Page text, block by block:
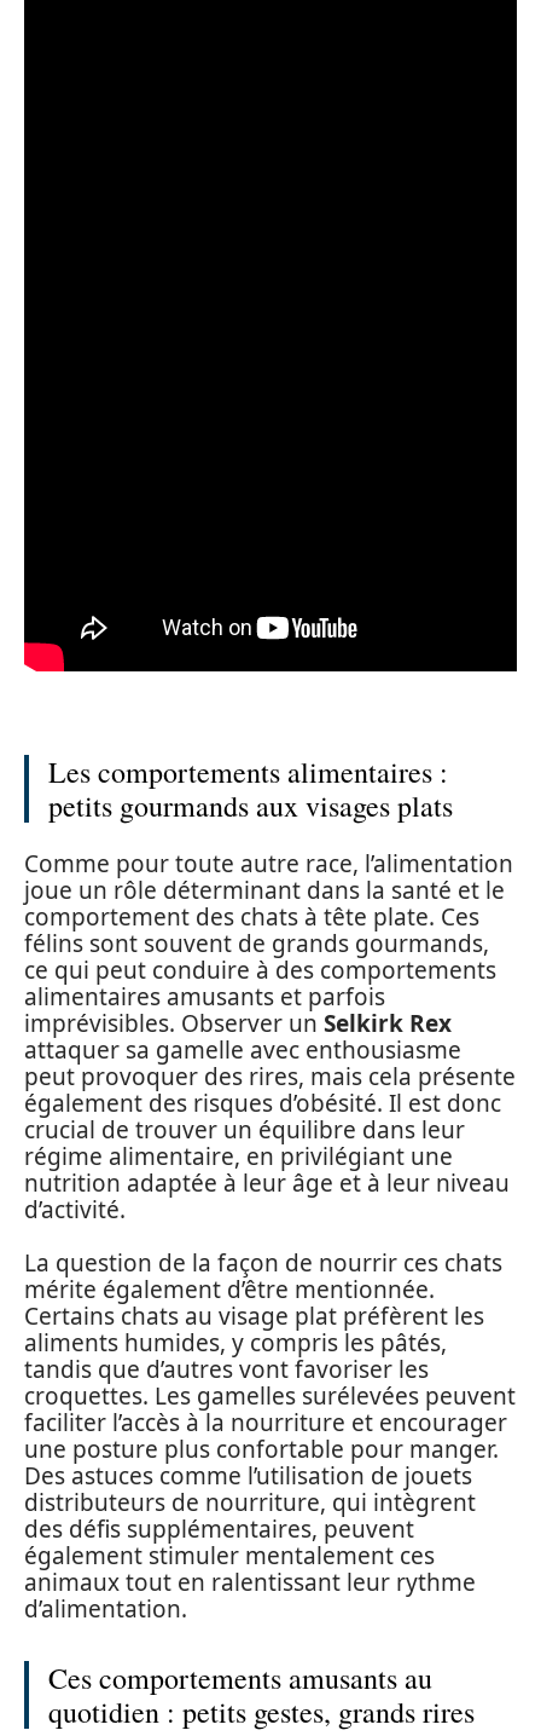
Les comportements alimentaires :
petits gourmands aux visages plats
Comme pour toute autre race, l’alimentation
joue un rôle déterminant dans la santé et le
comportement des chats à tête plate. Ces
félins sont souvent de grands gourmands,
ce qui peut conduire à des comportements
alimentaires amusants et parfois
imprévisibles. Observer un Selkirk Rex
attaquer sa gamelle avec enthousiasme
peut provoquer des rires, mais cela présente
également des risques d’obésité. Il est donc
crucial de trouver un équilibre dans leur
régime alimentaire, en privilégiant une
nutrition adaptée à leur âge et à leur niveau
d’activité.
La question de la façon de nourrir ces chats
mérite également d’être mentionnée.
Certains chats au visage plat préfèrent les
aliments humides, y compris les pâtés,
tandis que d’autres vont favoriser les
croquettes. Les gamelles surélevées peuvent
faciliter l’accès à la nourriture et encourager
une posture plus confortable pour manger.
Des astuces comme l’utilisation de jouets
distributeurs de nourriture, qui intègrent
des défis supplémentaires, peuvent
également stimuler mentalement ces
animaux tout en ralentissant leur rythme
d’alimentation.
Ces comportements amusants au
quotidien : petits gestes, grands rires